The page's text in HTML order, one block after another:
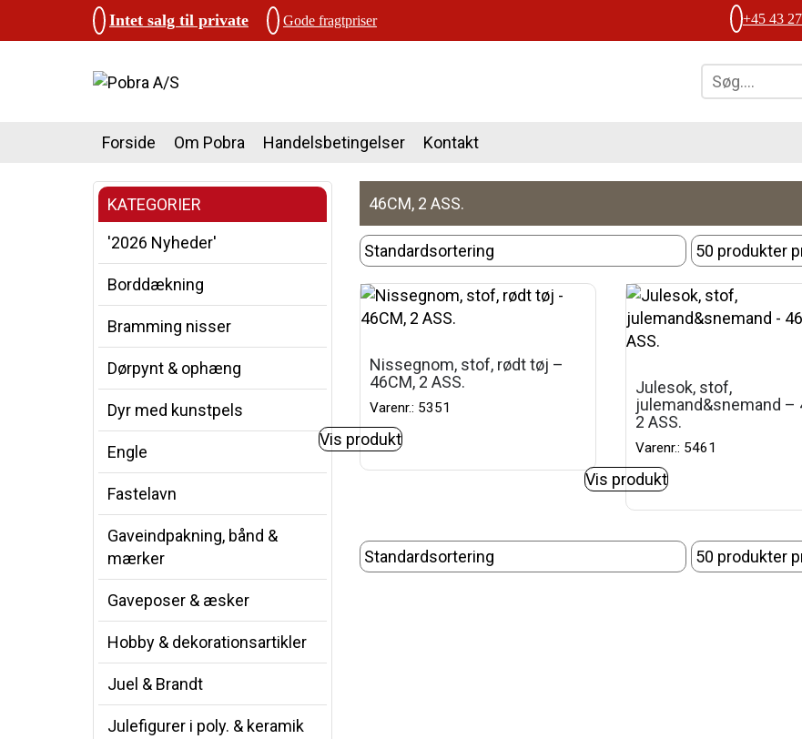
Intet salg til private Gode fragtpriser +45 43
Forside Om Pobra Handelsbetingelser Kontakt
KATEGORIER
'2026 Nyheder'
Borddækning
Bramming nisser
Dørpynt & ophæng
Dyr med kunstpels
Engle
Fastelavn
Gaveindpakning, bånd &
mærker
Gaveposer & æsker
Hobby & dekorationsartikler
Juel & Brandt
Julefigurer i poly. & keramik
46CM, 2 ASS.
Nissegnom, stof, rødt tøj –
46CM, 2 ASS.
Varenr.: 5351
Vis produkt
Julesok, stof,
julemand&snemand –
2 ASS.
Varenr.: 5461
Vis produkt